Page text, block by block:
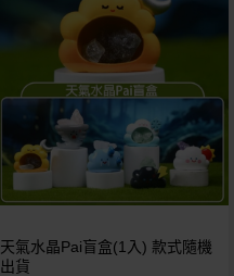
天氣水晶Pai盲盒(1入) 款式隨機
出貨